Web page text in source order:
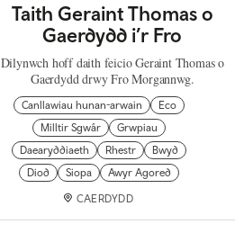
Taith Geraint Thomas o
Gaerdydd i’r Fro
Dilynwch hoff daith feicio Geraint Thomas o
Gaerdydd drwy Fro Morgannwg.
Canllawiau hunan-arwain
Eco
Milltir Sgwâr
Grwpiau
Daearyddiaeth
Rhestr
Bwyd
Diod
Siopa Awyr Agored
CAERDYDD